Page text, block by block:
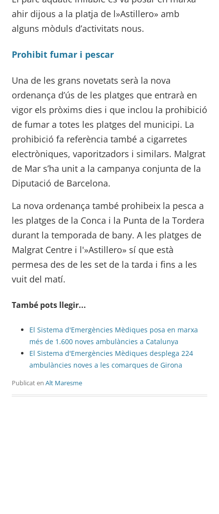
ahir dijous a la platja de l»Astillero» amb
alguns mòduls d’activitats nous.
Prohibit fumar i pescar
Una de les grans novetats serà la nova
ordenança d’ús de les platges que entrarà en
vigor els pròxims dies i que inclou la prohibició
de fumar a totes les platges del municipi. La
prohibició fa referència també a cigarretes
electròniques, vaporitzadors i similars. Malgrat
de Mar s’ha unit a la campanya conjunta de la
Diputació de Barcelona.
La nova ordenança també prohibeix la pesca a
les platges de la Conca i la Punta de la Tordera
durant la temporada de bany. A les platges de
Malgrat Centre i l'»Astillero» sí que està
permesa des de les set de la tarda i fins a les
vuit del matí.
També pots llegir...
El Sistema d'Emergències Mèdiques posa en marxa
més de 1.600 noves ambulàncies a Catalunya
El Sistema d'Emergències Mèdiques desplega 224
ambulàncies noves a les comarques de Girona
Publicat en Alt Maresme